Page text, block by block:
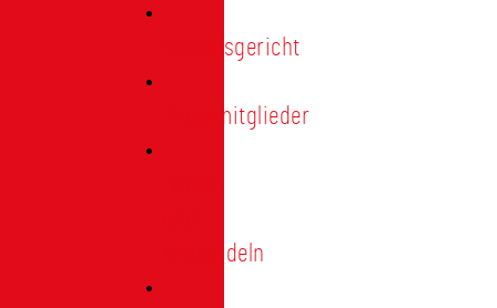
Schiedsgericht
Ehrenmitglieder
Treunadeln